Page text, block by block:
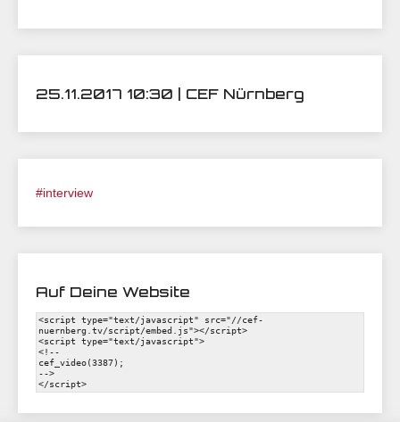
25.11.2017 10:30 | CEF Nürnberg
#interview
Auf Deine Website